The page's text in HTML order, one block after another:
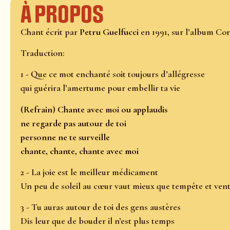
À propos
Chant écrit par Petru Guelfucci en 1991, sur l’album
Traduction:
1 - Que ce mot enchanté soit toujours d’allégresse
qui guérira l’amertume pour embellir ta vie
(Refrain) Chante avec moi ou applaudis
ne regarde pas autour de toi
personne ne te surveille
chante, chante, chante avec moi
2 - La joie est le meilleur médicament
Un peu de soleil au cœur vaut mieux que tempête et vent
3 - Tu auras autour de toi des gens austères
Dis leur que de bouder il n’est plus temps